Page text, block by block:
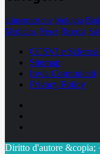
alimentazione biologia
Medicina News Ricerca
CCSVI e
Sitemap
Invia Comunicati
Privacy Policy
Diritto d'autore